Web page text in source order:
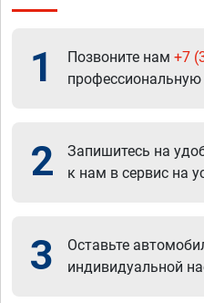
1 Позвоните нам +7
2
Запишитесь на
к нам в сервис на
3
Оставьте
индивидуальной